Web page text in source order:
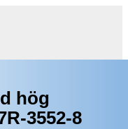
hög
3552-8